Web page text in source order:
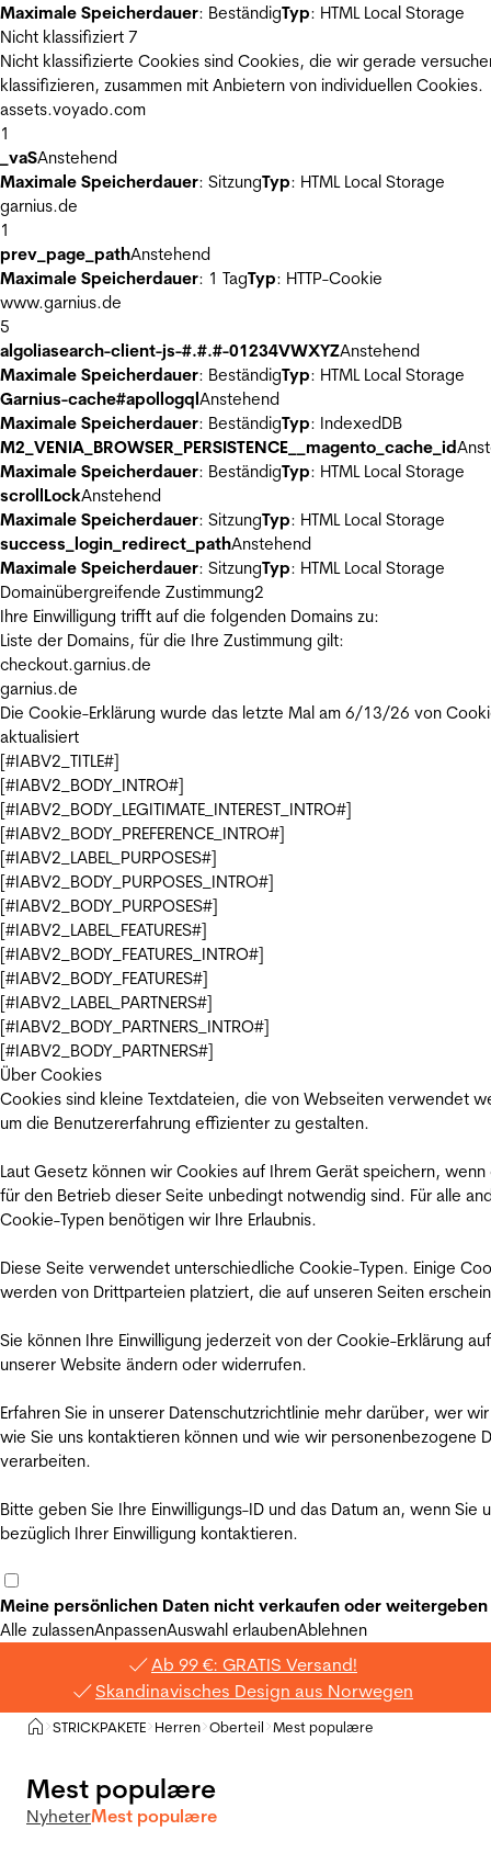
Maximale Speicherdauer: BeständigTyp: HTML Local Storage
Nicht klassifiziert 7
Nicht klassifizierte Cookies sind Cookies, die wir gerade
klassifizieren, zusammen mit Anbietern von individuellen Cookies.
assets.voyado.com
1
_vaSAnstehend
Maximale Speicherdauer: SitzungTyp: HTML Local Storage
garnius.de
1
prev_page_pathAnstehend
Maximale Speicherdauer: 1 TagTyp: HTTP-Cookie
www.garnius.de
5
algoliasearch-client-js-#.#.#-01234VWXYZAnstehend
Maximale Speicherdauer: BeständigTyp: HTML Local Storage
Garnius-cache#apollogqlAnstehend
Maximale Speicherdauer: BeständigTyp: IndexedDB
M2_VENIA_BROWSER_PERSISTENCE__magento_cache_id
Maximale Speicherdauer: BeständigTyp: HTML Local Storage
scrollLockAnstehend
Maximale Speicherdauer: SitzungTyp: HTML Local Storage
success_login_redirect_pathAnstehend
Maximale Speicherdauer: SitzungTyp: HTML Local Storage
Domainübergreifende Zustimmung2
Ihre Einwilligung trifft auf die folgenden Domains zu:
Liste der Domains, für die Ihre Zustimmung gilt:
checkout.garnius.de
garnius.de
Die Cookie-Erklärung wurde das letzte Mal am 6/13/26 von
aktualisiert
[#IABV2_TITLE#]
[#IABV2_BODY_INTRO#]
[#IABV2_BODY_LEGITIMATE_INTEREST_INTRO#]
[#IABV2_BODY_PREFERENCE_INTRO#]
[#IABV2_LABEL_PURPOSES#]
[#IABV2_BODY_PURPOSES_INTRO#]
[#IABV2_BODY_PURPOSES#]
[#IABV2_LABEL_FEATURES#]
[#IABV2_BODY_FEATURES_INTRO#]
[#IABV2_BODY_FEATURES#]
[#IABV2_LABEL_PARTNERS#]
[#IABV2_BODY_PARTNERS_INTRO#]
[#IABV2_BODY_PARTNERS#]
Über Cookies
Cookies sind kleine Textdateien, die von Webseiten verwendet
um die Benutzererfahrung effizienter zu gestalten.
Laut Gesetz können wir Cookies auf Ihrem Gerät speichern, wenn
für den Betrieb dieser Seite unbedingt notwendig sind. Für alle
Cookie-Typen benötigen wir Ihre Erlaubnis.
Diese Seite verwendet unterschiedliche Cookie-Typen. Einige
werden von Drittparteien platziert, die auf unseren Seiten
Sie können Ihre Einwilligung jederzeit von der Cookie-Erklärung auf
unserer Website ändern oder widerrufen.
Erfahren Sie in unserer Datenschutzrichtlinie mehr darüber, wer
wie Sie uns kontaktieren können und wie wir personenbezogene
verarbeiten.
Bitte geben Sie Ihre Einwilligungs-ID und das Datum an, wenn Sie
bezüglich Ihrer Einwilligung kontaktieren.
Meine persönlichen Daten nicht verkaufen oder weitergeben
Alle zulassenAnpassenAuswahl erlaubenAblehnen
Ab 99 €: GRATIS Versand!
Skandinavisches Design aus Norwegen
Privat
>STRICKPAKETE >Herren >Oberteil >
Mest populære
Mest populære
NyheterMest populære